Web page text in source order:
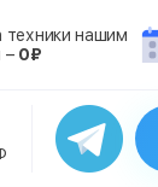
техники нашим
– 0₽